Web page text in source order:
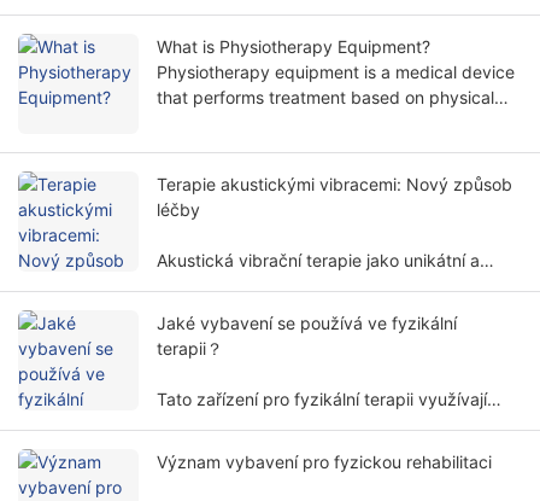
dimenzí.
What is Physiotherapy Equipment?
Physiotherapy equipment is a medical device
that performs treatment based on physical
and restore body functions in a non-invasive
way.
Terapie akustickými vibracemi: Nový způsob
léčby
Akustická vibrační terapie jako unikátní a
Jaké vybavení se používá ve fyzikální
terapii？
Tato zařízení pro fyzikální terapii využívají
vědeckých metod k dosažení účelu úlevy od
Význam vybavení pro fyzickou rehabilitaci